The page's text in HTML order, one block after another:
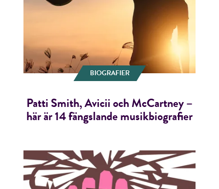
BIOGRAFIER
Patti Smith, Avicii och McCartney –
här är 14 fängslande musikbiografier